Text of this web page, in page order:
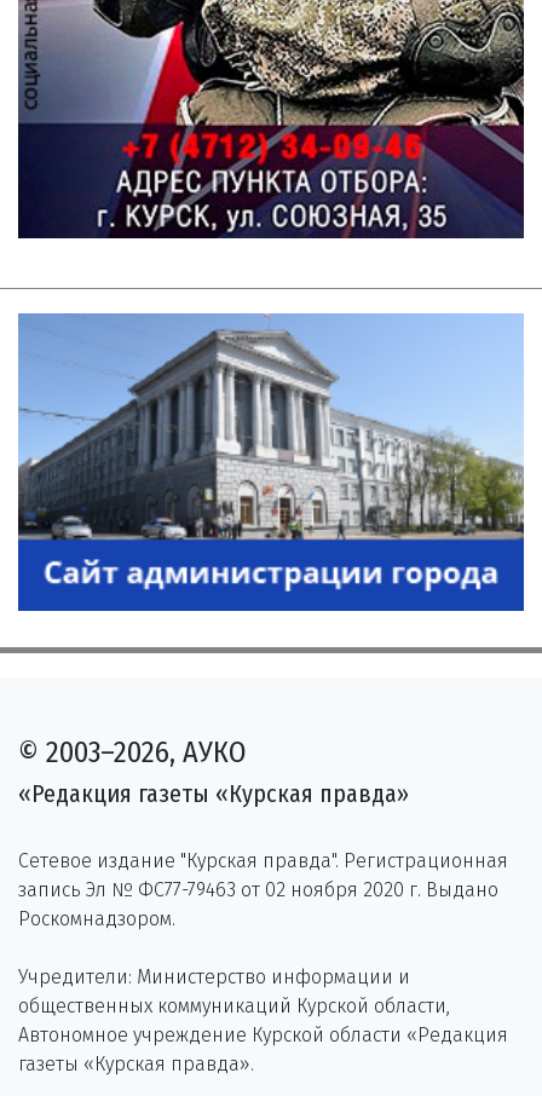
© 2003–2026, АУКО
«Редакция газеты «Курская правда»
Сетевое издание "Курская правда". Регистрационная
запись Эл № ФС77-79463 от 02 ноября 2020 г. Выдано
Роскомнадзором.
Учредители: Министерство информации и
общественных коммуникаций Курской области,
Автономное учреждение Курской области «Редакция
газеты «Курская правда».